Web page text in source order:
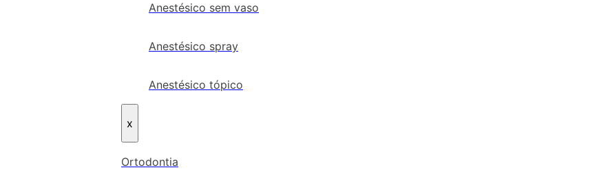
Anestésico sem vaso
Anestésico spray
Anestésico tópico
x
Ortodontia